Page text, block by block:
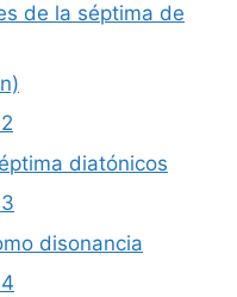
de la séptima de
diatónicos
disonancia